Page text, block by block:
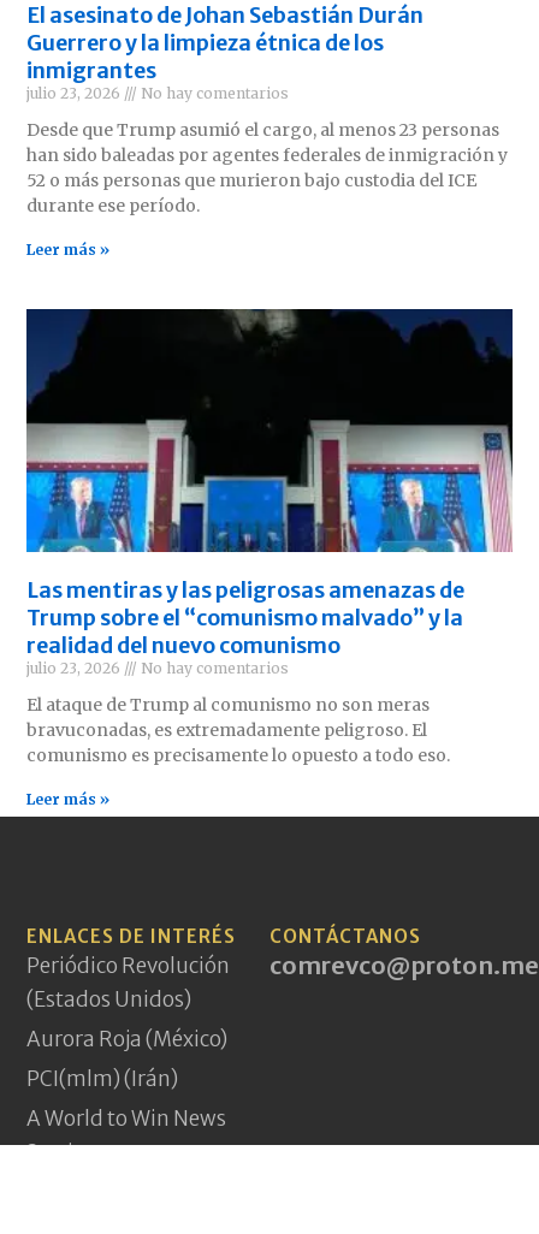
El asesinato de Johan Sebastián Durán
Guerrero y la limpieza étnica de los
inmigrantes
julio 23, 2026 No hay comentarios
Desde que Trump asumió el cargo, al menos 23 personas
han sido baleadas por agentes federales de inmigración y
52 o más personas que murieron bajo custodia del ICE
durante ese período.
Leer más »
Las mentiras y las peligrosas amenazas de
Trump sobre el “comunismo malvado” y la
realidad del nuevo comunismo
julio 23, 2026 No hay comentarios
El ataque de Trump al comunismo no son meras
bravuconadas, es extremadamente peligroso. El
comunismo es precisamente lo opuesto a todo eso.
Leer más »
ENLACES DE INTERÉS
Periódico Revolución
(Estados Unidos)
Aurora Roja (México)
PCI(mlm) (Irán)
A World to Win News
Service
CONTÁCTANOS
comrevco@proton.me